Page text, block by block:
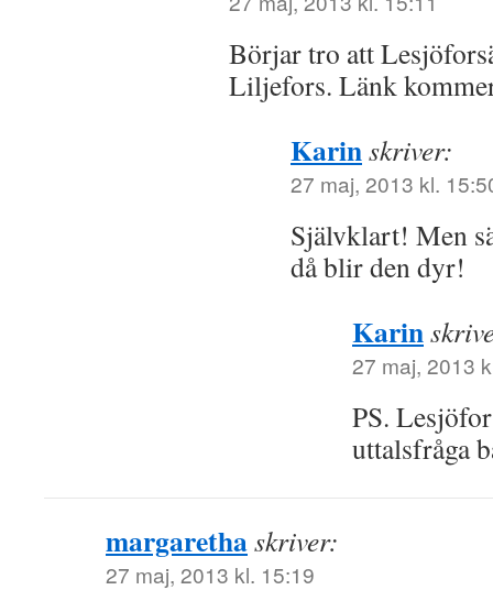
Börjar tro att
Liljefors. Länk
Karinskriver:
27 maj, 2013 kl.
Självklart! Men
då blir den dyr!
Karin
27 maj, 2013
PS.
uttalsfråga
margarethaskriver:
27 maj, 2013 kl. 15:19